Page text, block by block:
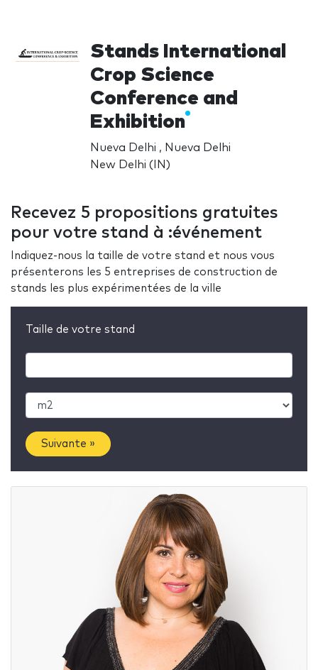
Stands International
Crop Science
Conference and
Exhibition
Nueva Delhi , Nueva Delhi
New Delhi (IN)
Recevez 5 propositions gratuites
pour votre stand à :événement
Indiquez-nous la taille de votre stand et nous vous
présenterons les 5 entreprises de construction de
stands les plus expérimentées de la ville
Taille de votre stand
Suivante »